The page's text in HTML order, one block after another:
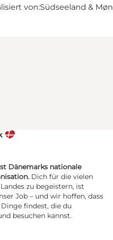
von:Südseeland & Møn
Dänemarks nationale
Dich für die vielen
zu begeistern, ist
Job – und wir hoffen, dass
findest, die du
besuchen kannst.